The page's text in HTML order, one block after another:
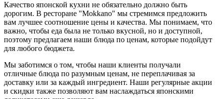
Качество японской кухни не обязательно должно быть
дорогим. В ресторане "Mokkano" мы стремимся предложить
вам лучшее соотношение цены и качества. Мы понимаем, что
важно, чтобы еда была не только вкусной, но и доступной,
поэтому предлагаем наши блюда по ценам, которые подойдут
для любого бюджета.
Мы заботимся о том, чтобы наши клиенты получали
отличные блюда по разумным ценам, не переплачивая за
доставку или за каждый ингредиент. Наши регулярные акции
и скидки также позволяют вам наслаждаться японскими